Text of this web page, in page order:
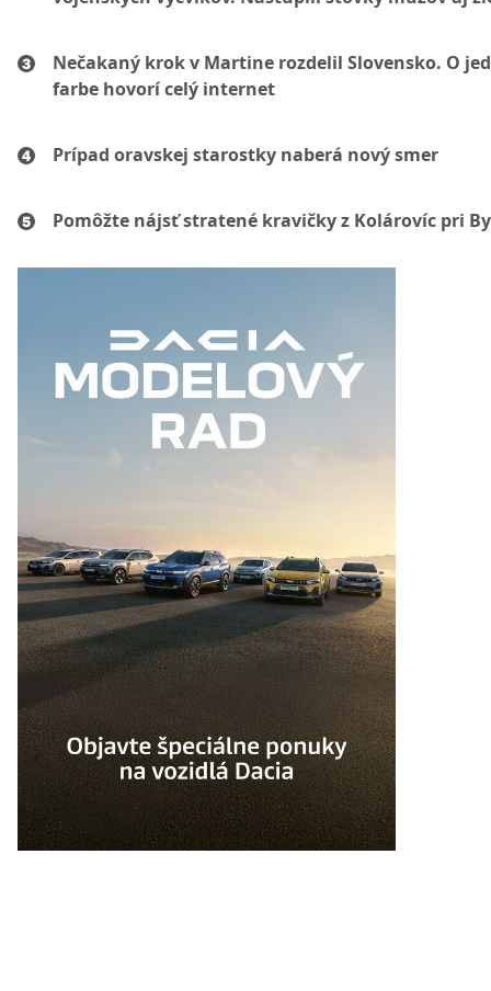
Nečakaný krok v Martine rozdelil Slovensko. O
farbe hovorí celý internet
Prípad oravskej starostky naberá nový smer
Pomôžte nájsť stratené kravičky z Kolárovíc pri